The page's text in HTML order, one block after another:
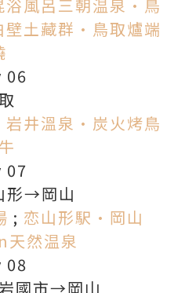
浴風呂三朝温泉•鳥
壁土藏群•鳥取爐端
06
岩井溫泉•炭火烤鳥
07
形→岡山
; 恋山形駅•岡山
然温泉
08
國市→岡山